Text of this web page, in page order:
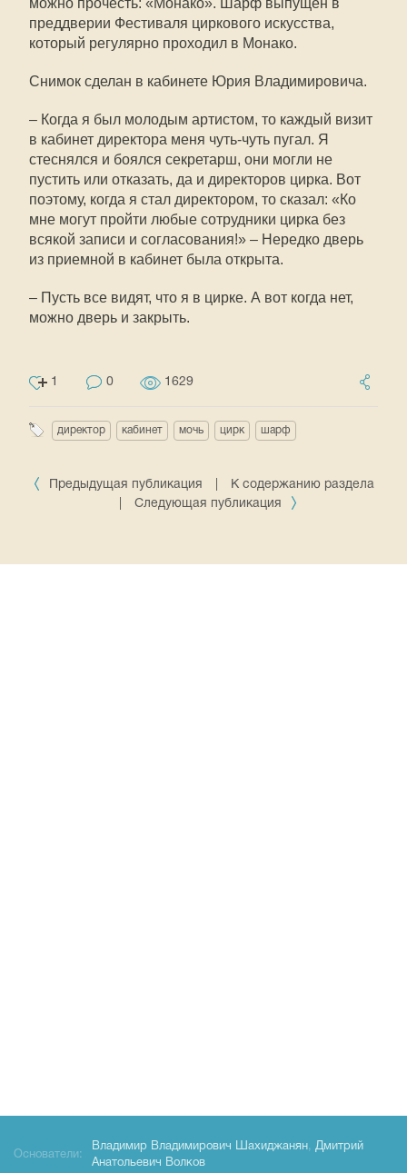
можно прочесть: «Монако». Шарф выпущен в
преддверии Фестиваля циркового искусства,
который регулярно проходил в Монако.
Снимок сделан в кабинете Юрия Владимировича.
– Когда я был молодым артистом, то каждый визит
в кабинет директора меня чуть-чуть пугал. Я
стеснялся и боялся секретарш, они могли не
пустить или отказать, да и директоров цирка. Вот
поэтому, когда я стал директором, то сказал: «Ко
мне могут пройти любые сотрудники цирка без
всякой записи и согласования!» – Нередко дверь
из приемной в кабинет была открыта.
– Пусть все видят, что я в цирке. А вот когда нет,
можно дверь и закрыть.
1 0 1629
директор кабинет мочь цирк шарф
Предыдущая публикация
К содержанию раздела
Следующая публикация
Основатели:
Владимир Владимирович Шахиджанян, Дмитрий
Анатольевич Волков